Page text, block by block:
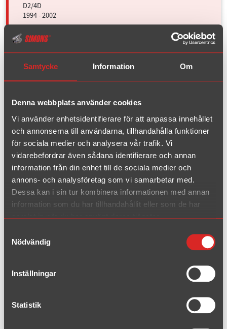
Samtycke Information Om
Denna webbplats använder cookies
Vi använder enhetsidentifierare för att anpassa innehållet
och annonserna till användarna, tillhandahålla funktioner
för sociala medier och analysera vår trafik. Vi
vidarebefordrar även sådana identifierare och annan
information från din enhet till de sociala medier och
annons- och analysföretag som vi samarbetar med.
Dessa kan i sin tur kombinera informationen med annan
information som du har tillhandahållit eller som de har
samlat in när du har använt deras tjänster.
Nödvändig
Inställningar
Statistik
D2/4D
1994 - 2002
2WD 8N
1998 - 2006
Quattro 8N
BMW
Ford
Mazda
Opel